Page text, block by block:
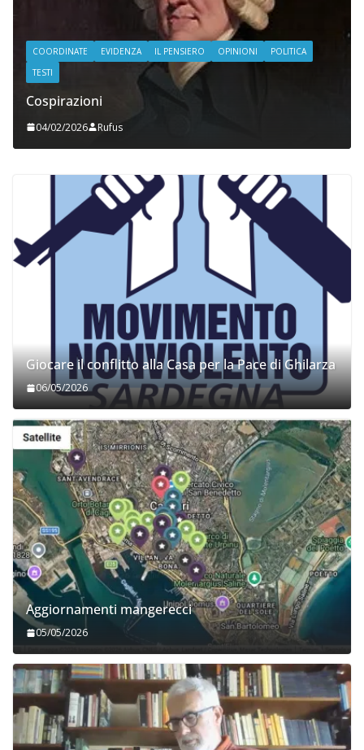
COORDINATE EVIDENZA IL PENSIERO OPINIONI
POLITICA
TESTI
Cospirazioni
04/02/2026 Rufus
Giocare il conflitto alla Casa per la Pace di Ghilarza
06/05/2026
Aggiornamenti mangerecci
05/05/2026